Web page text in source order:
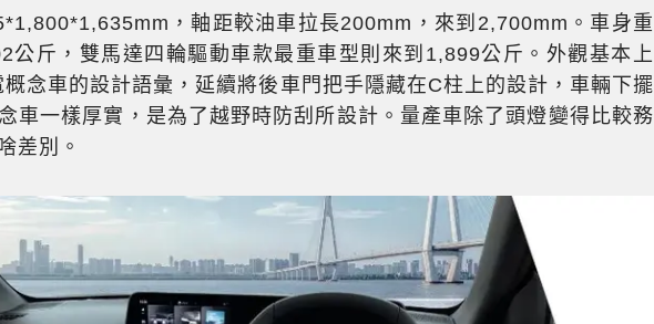
，軸距較油車拉長200mm，來到2,700mm。車身重
公斤，雙馬達四輪驅動車款最重車型則來到1,899公斤。外觀基本上
念車的設計語彙，延續將後車門把手隱藏在C柱上的設計，車輛下擺
車一樣厚實，是為了越野時防刮所設計。量產車除了頭燈變得比較務
差別。